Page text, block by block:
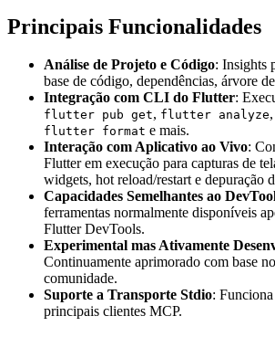
Principais Funcionalidades
Análise de Projeto e Código: Insights
base de código, dependências, árvore
Integração com CLI do Flutter:
flutter pub get, flutter analyze,
flutter format e mais.
Interação com Aplicativo ao Vivo:
Flutter em execução para capturas de
widgets, hot reload/restart e depuração
Capacidades Semelhantes ao
ferramentas normalmente disponíveis
Flutter DevTools.
Experimental mas Ativamente
Continuamente aprimorado com base
comunidade.
Suporte a Transporte Stdio:
principais clientes MCP.